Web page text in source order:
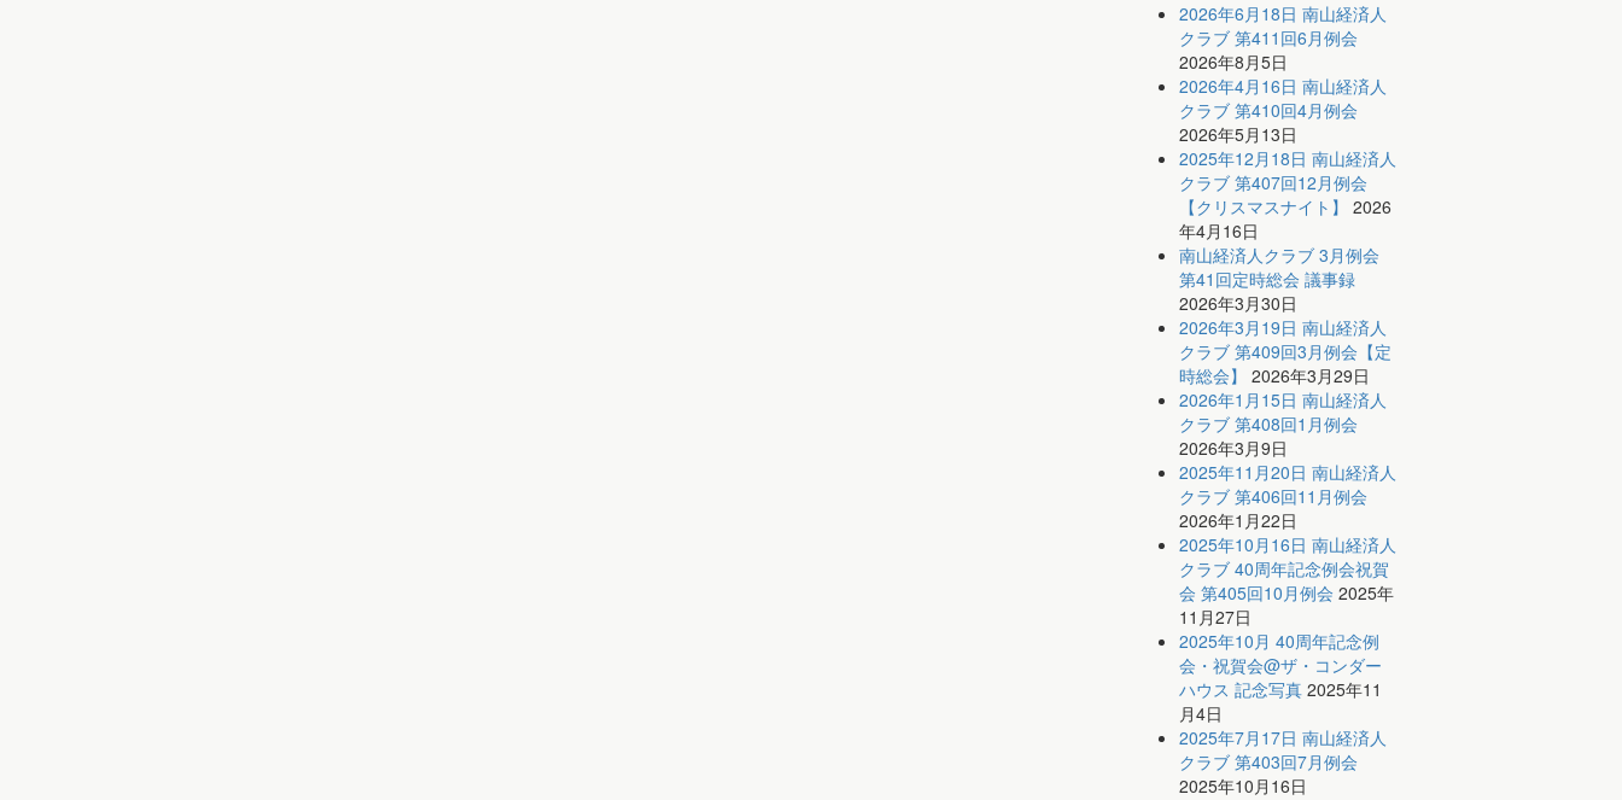
2026年6月18日 南山経済人
クラブ 第411回6月例会
2026年8月5日
2026年4月16日 南山経済人
クラブ 第410回4月例会
2026年5月13日
2025年12月18日 南山経済人
クラブ 第407回12月例会
【クリスマスナイト】 2026
年4月16日
南山経済人クラブ 3月例会
第41回定時総会 議事録
2026年3月30日
2026年3月19日 南山経済人
クラブ 第409回3月例会【定
時総会】 2026年3月29日
2026年1月15日 南山経済人
クラブ 第408回1月例会
2026年3月9日
2025年11月20日 南山経済人
クラブ 第406回11月例会
2026年1月22日
2025年10月16日 南山経済人
クラブ 40周年記念例会祝賀
会 第405回10月例会 2025年
11月27日
2025年10月 40周年記念例
会・祝賀会@ザ・コンダー
ハウス 記念写真 2025年11
月4日
2025年7月17日 南山経済人
クラブ 第403回7月例会
2025年10月16日